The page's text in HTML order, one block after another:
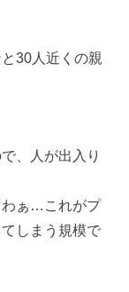
30人近くの親
、人が出入り
わぁ…これがプ
しまう規模で